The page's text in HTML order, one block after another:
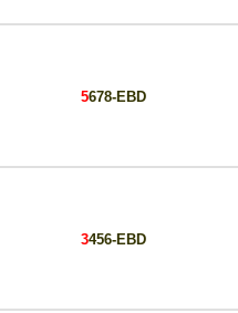
5678-EBD
3456-EBD